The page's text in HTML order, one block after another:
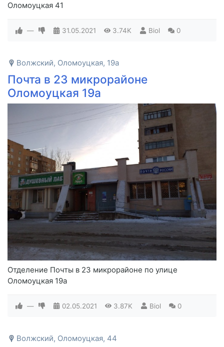
Оломоуцкая 41
— 31.05.2021 3.74K Biol 0
Волжский, Оломоуцкая, 19а
Почта в 23 микрорайоне
Оломоуцкая 19а
Отделение Почты в 23 микрорайоне по улице
Оломоуцкая 19а
— 02.05.2021 3.87K Biol 0
Волжский, Оломоуцкая, 44